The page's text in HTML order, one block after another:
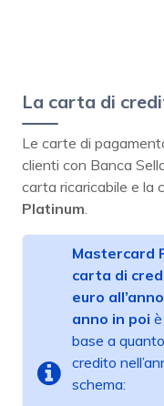
La carta di
Le carte di
clienti con Banca
carta ricaricabile e la
Platinum
Mastercard
carta di
euro all’anno
anno in poi
base a
credito
schema: